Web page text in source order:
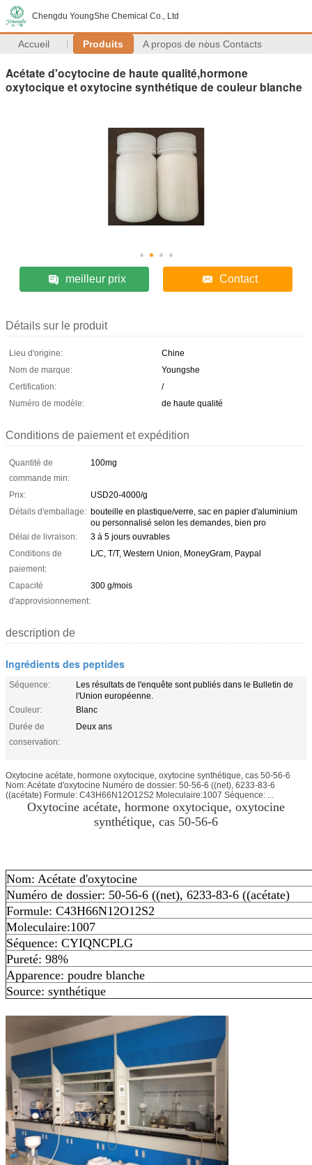
Chengdu YoungShe Chemical Co., Ltd
Accueil Produits A propos de nous Contacts
Acétate d'ocytocine de haute qualité,hormone
oxytocique et oxytocine synthétique de couleur blanche
meilleur prix Contact
Détails sur le produit
Lieu d'origine:
Chine
Nom de marque:
Youngshe
Certification:
/
Numéro de modèle:
de haute qualité
Conditions de paiement et expédition
Quantité de
commande min:
100mg
Prix:
USD20-4000/g
Détails d'emballage: bouteille en plastique/verre, sac en papier d'aluminium
ou personnalisé selon les demandes, bien pro
Délai de livraison:
3 à 5 jours ouvrables
Conditions de
paiement:
L/C, T/T, Western Union, MoneyGram, Paypal
Capacité
d'approvisionnement:
300 g/mois
description de
Ingrédients des peptides
Séquence:
Les résultats de l'enquête sont publiés dans le Bulletin de
l'Union européenne.
Couleur:
Blanc
Durée de
conservation:
Deux ans
Oxytocine acétate, hormone oxytocique, oxytocine synthétique, cas 50-56-6
Nom: Acétate d'oxytocine Numéro de dossier: 50-56-6 ((net), 6233-83-6
((acétate) Formule: C43H66N12O12S2 Moleculaire:1007 Séquence: ...
Oxytocine acétate, hormone oxytocique, oxytocine
synthétique, cas 50-56-6
Nom: Acétate d'oxytocine
Numéro de dossier: 50-56-6 ((net), 6233-83-6 ((acétate)
Formule: C43H66N12O12S2
Moleculaire:1007
Séquence: CYIQNCPLG
Pureté: 98%
Apparence: poudre blanche
Source: synthétique